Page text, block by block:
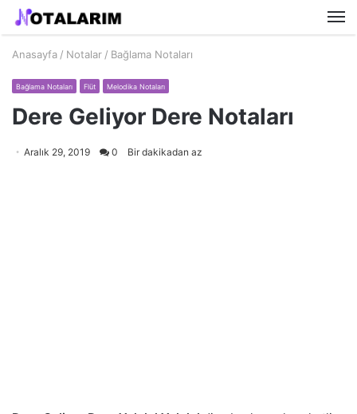
Anasayfa / Notalar / Bağlama Notaları
Bağlama Notaları Flüt Melodika Notaları
Dere Geliyor Dere Notaları
Aralık 29, 2019 0 Bir dakikadan az